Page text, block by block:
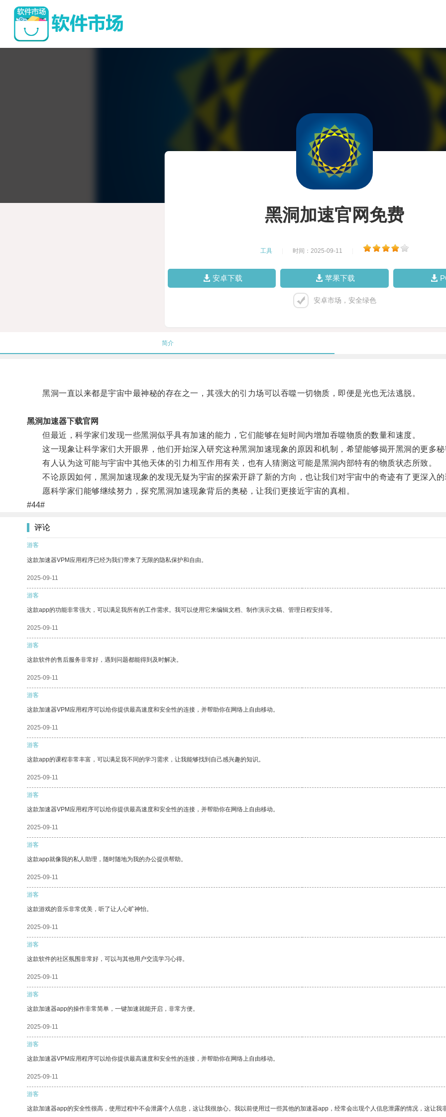
黑洞加速官网免费
工具 时间：2025-09-11
安卓下载 苹果下载
安卓市场，安全绿色
简介
黑洞一直以来都是宇宙中最神秘的存在之一，其强大的引力场可以吞噬一切物质，即便是光也无法逃脱。
黑洞加速器下载官网
但最近，科学家们发现一些黑洞似乎具有加速的能力，它们能够在短时间内增加吞噬物质的数量和速度。
这一现象让科学家们大开眼界，他们开始深入研究这种黑洞加速现象的原因和机制，希望能够揭开黑洞的更多秘
有人认为这可能与宇宙中其他天体的引力相互作用有关，也有人猜测这可能是黑洞内部特有的物质状态所致。
不论原因如何，黑洞加速现象的发现无疑为宇宙的探索开辟了新的方向，也让我们对宇宙中的奇迹有了更深入的
愿科学家们能够继续努力，探究黑洞加速现象背后的奥秘，让我们更接近宇宙的真相。
#44#
评论
游客
这款加速器VPM应用程序已经为我们带来了无限的隐私保护和自由。
2025-09-11
游客
这款app的功能非常强大，可以满足我所有的工作需求。我可以使用它来编辑文档、制作演示文稿、管理日程安排等。
2025-09-11
游客
这款软件的售后服务非常好，遇到问题都能得到及时解决。
2025-09-11
游客
这款加速器VPM应用程序可以给你提供最高速度和安全性的连接，并帮助你在网络上自由移动。
2025-09-11
游客
这款app的课程非常丰富，可以满足我不同的学习需求，让我能够找到自己感兴趣的知识。
2025-09-11
游客
这款加速器VPM应用程序可以给你提供最高速度和安全性的连接，并帮助你在网络上自由移动。
2025-09-11
游客
这款app就像我的私人助理，随时随地为我的办公提供帮助。
2025-09-11
游客
这款游戏的音乐非常优美，听了让人心旷神怡。
2025-09-11
游客
这款软件的社区氛围非常好，可以与其他用户交流学习心得。
2025-09-11
游客
这款加速器app的操作非常简单，一键加速就能开启，非常方便。
2025-09-11
游客
这款加速器VPM应用程序可以给你提供最高速度和安全性的连接，并帮助你在网络上自由移动。
2025-09-11
游客
这款加速器app的安全性很高，使用过程中不会泄露个人信息，这让我很放心。我以前使用过一些其他的加速器app，经常会出现个人信息泄露的情况，这让我